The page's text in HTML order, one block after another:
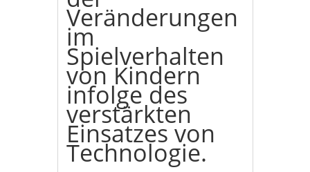
Veränderungen
im
Spielverhalten
von Kindern
infolge des
verstärkten
Einsatzes von
Technologie.